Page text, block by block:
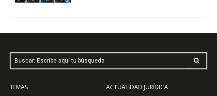
Buscar: Escribe aquí tu búsqueda
TEMAS
ACTUALIDAD JURÍDICA